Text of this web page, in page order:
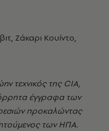
Ζάκαρι Κουίντο,
τεχνικός της CIA,
έγγραφα των
προκαλώντας
των ΗΠΑ.